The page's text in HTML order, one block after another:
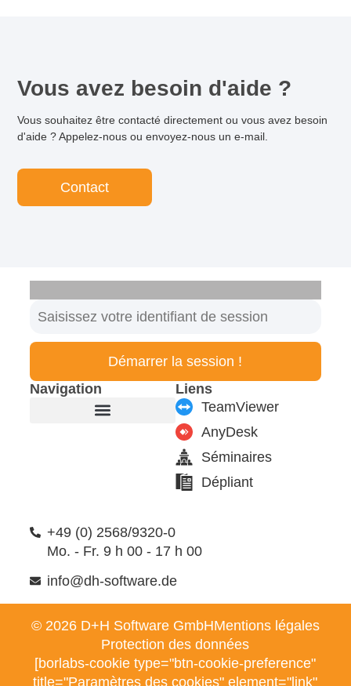
Vous avez besoin d'aide ?
Vous souhaitez être contacté directement ou vous avez besoin
d'aide ? Appelez-nous ou envoyez-nous un e-mail.
Contact
+49 (0) 2568/9320-0
Mo. - Fr. 9 h 00 - 17 h 00
info@dh-software.de
Navigation
Liens
TeamViewer
AnyDesk
Séminaires
Dépliant
Démarrer la session !
© 2026 D+H Software GmbHMentions légales
Protection des données
[borlabs-cookie type="btn-cookie-preference"
title="Paramètres des cookies" element="link"